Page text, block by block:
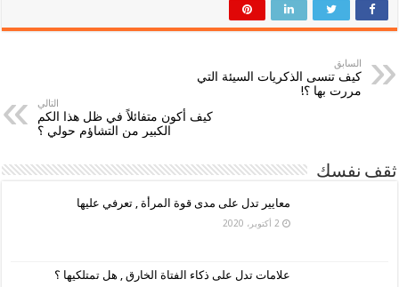
السابق
كيف تنسى الذكريات السيئة التي
مررت بها ؟!
التالي
كيف أكون متفائلاً في ظل هذا الكم
الكبير من التشاؤم حولي ؟
ثقف نفسك
معايير تدل على مدى قوة المرأة , تعرفي عليها
2 أكتوبر، 2020
علامات تدل على ذكاء الفتاة الخارق , هل تمتلكيها ؟